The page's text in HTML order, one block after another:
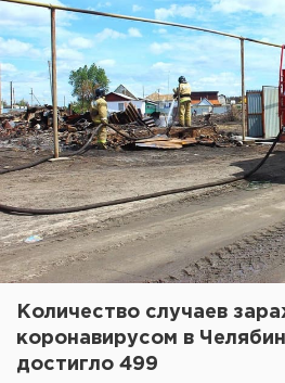
Количество случаев
коронавирусом в
достигло 499